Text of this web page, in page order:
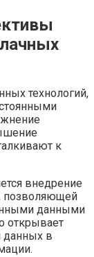
технологий,
к
внедрение
позволяющей
данными
открывает
данных в